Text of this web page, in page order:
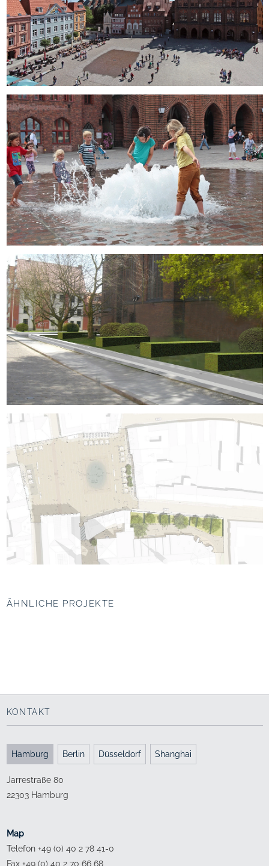
ÄHNLICHE PROJEKTE
KONTAKT
Hamburg Berlin Düsseldorf Shanghai
Jarrestraße 80
22303 Hamburg
Map
Telefon +49 (0) 40 2 78 41-0
Fax +49 (0) 40 2 70 66 68